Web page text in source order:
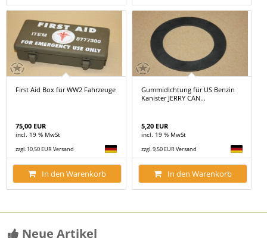
First Aid Box für WW2 Fahrzeuge
75,00 EUR
incl. 19 % MwSt
zzgl. 10,50 EUR Versand
In den Warenkorb
Gummidichtung für US Benzin
Kanister JERRY CAN...
5,20 EUR
incl. 19 % MwSt
zzgl. 9,50 EUR Versand
In den Warenkorb
Neue Artikel